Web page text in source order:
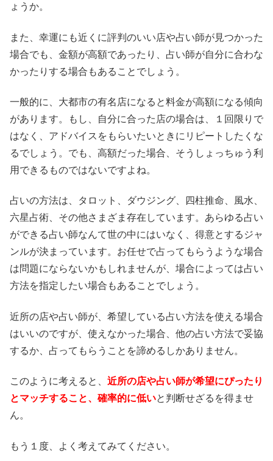
ょうか。
また、幸運にも近くに評判のいい店や占い師が見つかった
場合でも、金額が高額であったり、占い師が自分に合わな
かったりする場合もあることでしょう。
一般的に、大都市の有名店になると料金が高額になる傾向
があります。もし、自分に合った店の場合は、１回限りで
はなく、アドバイスをもらいたいときにリピートしたくな
るでしょう。でも、高額だった場合、そうしょっちゅう利
用できるものではないですよね。
占いの方法は、タロット、ダウジング、四柱推命、風水、
六星占術、その他さまざま存在しています。あらゆる占い
ができる占い師なんて世の中にはいなく、得意とするジャ
ンルが決まっています。お任せで占ってもらうような場合
は問題にならないかもしれませんが、場合によっては占い
方法を指定したい場合もあることでしょう。
近所の店や占い師が、希望している占い方法を使える場合
はいいのですが、使えなかった場合、他の占い方法で妥協
するか、占ってもらうことを諦めるしかありません。
このように考えると、 近所の店や占い師が希望にぴったり
とマッチすること、確率的に低いと判断せざるを得ませ
ん。
もう１度、よく考えてみてください。